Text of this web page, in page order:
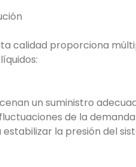
calidad proporciona
un suministro
de la demanda
la presión del